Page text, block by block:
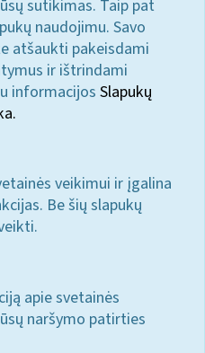
sutikimas. Taip pat
naudojimu. Savo
atšaukti pakeisdami
ir ištrindami
informacijos Slapukų
veikimui ir įgalina
Be šių slapukų
apie svetainės
naršymo patirties